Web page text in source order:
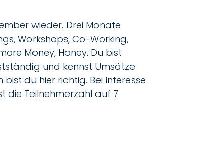
wieder. Drei Monate
Workshops, Co-Working,
Money, Honey. Du bist
und kennst Umsätze
du hier richtig. Bei Interesse
die Teilnehmerzahl auf 7